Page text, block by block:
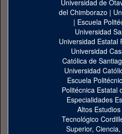
Universidad de
del Chimborazo |
| Escuela
Universidad
Universidad Estatal
Universidad
Católica de
Universidad
Escuela
Politécnica Estatal
Especialidades
Altos
Tecnológico
Superior,